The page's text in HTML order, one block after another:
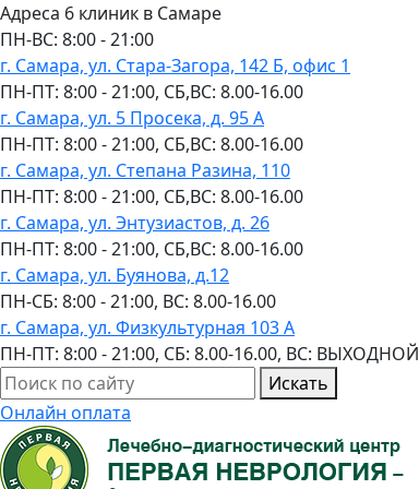
Адреса 6 клиник в Самаре
ПН-ВC: 8:00 - 21:00
г. Самара, ул. Стара-Загора, 142 Б, офис 1
ПН-ПТ: 8:00 - 21:00, СБ,ВС: 8.00-16.00
г. Самара, ул. 5 Просека, д. 95 А
ПН-ПТ: 8:00 - 21:00, СБ,ВС: 8.00-16.00
г. Самара, ул. Степана Разина, 110
ПН-ПТ: 8:00 - 21:00, СБ,ВС: 8.00-16.00
г. Самара, ул. Энтузиастов, д. 26
ПН-ПТ: 8:00 - 21:00, СБ,ВС: 8.00-16.00
г. Самара, ул. Буянова, д.12
ПН-СБ: 8:00 - 21:00, ВС: 8.00-16.00
г. Самара, ул. Физкультурная 103 А
ПН-ПТ: 8:00 - 21:00, СБ: 8.00-16.00, ВС: ВЫХОДНОЙ
Искать
Онлайн оплата